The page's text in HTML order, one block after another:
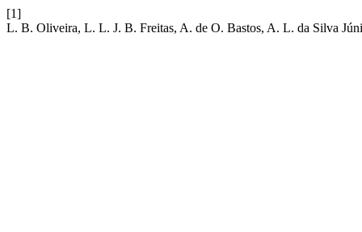
[1]
L. B. Oliveira, L. L. J. B. Freitas, A. de O. Bastos, A. L. da Silva